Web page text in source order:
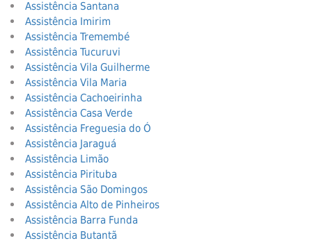
Assistência Santana
Assistência Imirim
Assistência Tremembé
Assistência Tucuruvi
Assistência Vila Guilherme
Assistência Vila Maria
Assistência Cachoeirinha
Assistência Casa Verde
Assistência Freguesia do Ó
Assistência Jaraguá
Assistência Limão
Assistência Pirituba
Assistência São Domingos
Assistência Alto de Pinheiros
Assistência Barra Funda
Assistência Butantã